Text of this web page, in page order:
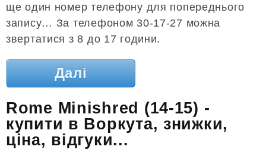
ще один номер телефону для попереднього
запису… За телефоном 30-17-27 можна
звертатися з 8 до 17 години.
Далі
Rome Minishred (14-15) -
купити в Воркута, знижки,
ціна, відгуки...